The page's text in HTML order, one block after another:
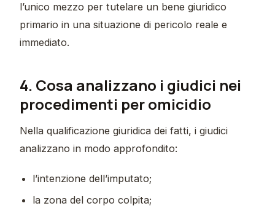
l’unico mezzo per tutelare un bene giuridico
primario in una situazione di pericolo reale e
immediato.
4. Cosa analizzano i giudici nei
procedimenti per omicidio
Nella qualificazione giuridica dei fatti, i giudici
analizzano in modo approfondito:
l’intenzione dell’imputato;
la zona del corpo colpita;